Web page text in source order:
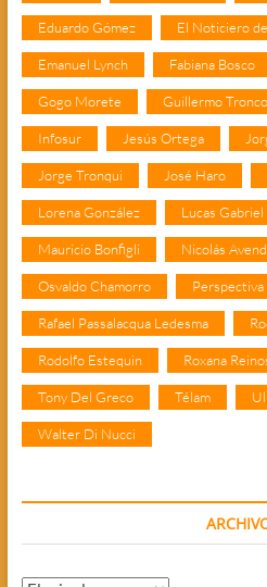
Eduardo Gómez El Noticiero
Emanuel Lynch Fabiana Bosco
Gogo Morete Guillermo
Infosur Jesús Ortega
Jorge Tronqui José Haro
Lorena González Lucas Gabriel
Mauricio Bonfigli Nicolás
Osvaldo Chamorro Perspectiva
Rafael Passalacqua Ledesma
Rodolfo Estequin Roxana
Tony Del Greco Télam
Walter Di Nucci